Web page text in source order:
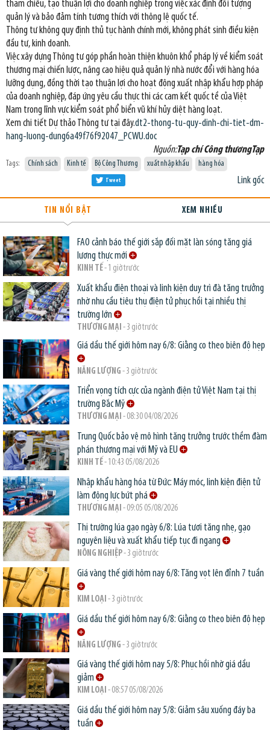
tham chiếu, tạo thuận lợi cho doanh nghiệp trong việc xác định đổi tượng
quản lý và bảo đảm tính tương thích với thông lệ quốc tế.
Thông tư không quy định thủ tục hành chính mới, không phát sinh điều kiện
đầu tư, kinh doanh.
Việc xây dựng Thông tư góp phần hoàn thiện khuôn khổ pháp lý về kiểm soát
thương mại chiến lược, nâng cao hiệu quả quản lý nhà nước đổi với hàng hóa
lưỡng dụng, đồng thời tạo thuận lợi cho hoạt động xuất nhập khẩu hợp pháp
của doanh nghiệp, đáp ứng yêu cầu thực thi các cam kết quốc tề của Việt
Nam trong lĩnh vực kiểm soát phổ biển vũ khí hủy diệt hàng loạt.
Xem chi tiết Dự thảo Thông tư tại đây.dt2-thong-tu-quy-dinh-chi-tiet-dm-
hang-luong-dung6a49f76f92047_PCWU.doc
Nguồn:Tạp chí Công thươngTạp
Tags: Chính sách Kinh tế Bộ Công Thương xuất nhập khẩu hàng hóa
Link gốc
Tweet
TIN NỔI BẬT XEM NHIỀU
FAO cảnh báo thế giới sắp đối mặt làn sóng tăng giá
lương thực mới
KINH TẾ- 1 giờ trước
Xuất khẩu điện thoại và linh kiện duy trì đà tăng trưởng
nhờ nhu cầu tiêu thụ điện tử phục hồi tại nhiều thị
trường lớn
THƯƠNG MẠI - 3 giờ trước
Giá dầu thế giới hôm nay 6/8: Giằng co theo biên độ hẹp
NĂNG LƯỢNG - 3 giờ trước
Triển vọng tích cực của ngành điện tử Việt Nam tại thị
trường Bắc Mỹ
THƯƠNG MẠI - 08:30 04/08/2026
Trung Quốc bảo vệ mô hình tăng trưởng trước thềm đàm
phán thương mại với Mỹ và EU
KINH TẾ- 10:43 05/08/2026
Nhập khẩu hàng hóa từ Đức: Máy móc, linh kiện điện tử
làm động lực bứt phá
THƯƠNG MẠI - 09:05 05/08/2026
Thị trường lúa gạo ngày 6/8: Lúa tươi tăng nhẹ, gạo
nguyên liệu và xuất khẩu tiếp tục đi ngang
NÔNG NGHIỆP- 3 giờ trước
Giá vàng thế giới hôm nay 6/8: Tăng vọt lên đỉnh 7 tuần
KIM LOẠI - 3 giờ trước
Giá dầu thế giới hôm nay 6/8: Giằng co theo biên độ hẹp
NĂNG LƯỢNG - 3 giờ trước
Giá vàng thế giới hôm nay 5/8: Phục hồi nhờ giá dầu
giảm
KIM LOẠI - 08:57 05/08/2026
Giá dầu thế giới hôm nay 5/8: Giảm sâu xuống đáy ba
tuần